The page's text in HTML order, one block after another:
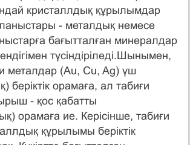
кристаллдық құрылымдар
- металдық немесе
бағытталған минералдар
түсіндіріледі.Шынымен,
металдар (Au, Cu, Ag) үш
беріктік орамаға, ал табиғи
- қос қабатты
орамаға ие. Керісінше, табиғи
құрылымы беріктік